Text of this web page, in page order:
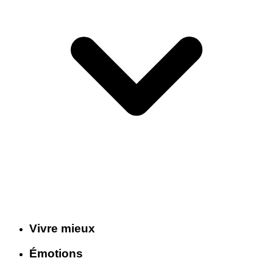
Vivre mieux
Émotions